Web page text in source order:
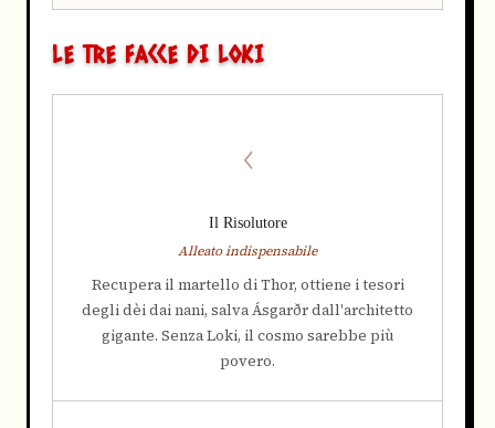
LE TRE FACCE DI LOKI
ᚲ
Il Risolutore
Alleato indispensabile
Recupera il martello di Thor, ottiene i tesori
degli dèi dai nani, salva Ásgarðr dall'architetto
gigante. Senza Loki, il cosmo sarebbe più
povero.